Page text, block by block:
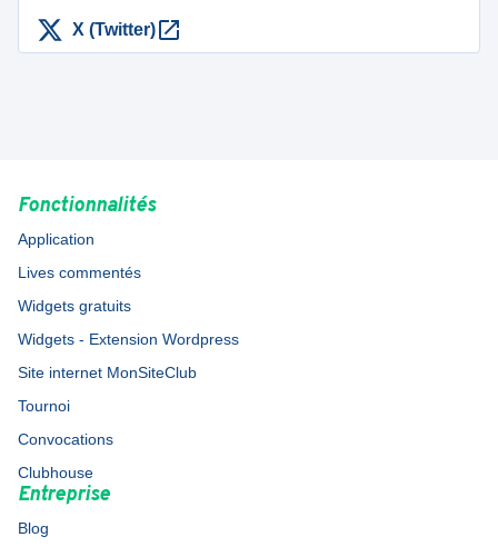
X (Twitter)
Fonctionnalités
Application
Lives commentés
Widgets gratuits
Widgets - Extension Wordpress
Site internet MonSiteClub
Tournoi
Convocations
Clubhouse
Entreprise
Blog